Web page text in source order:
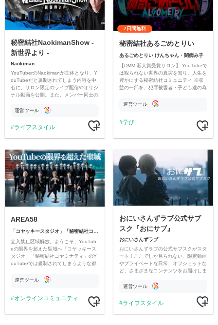
秘密結社NaokimanShow -
新世界より -
Naokiman
YouTuberのNaokimanが主体となり、Y
ouTubeだと規制されてしまう内容を中
心に、サロン限定のライブ配信やオリジ
ナル動画を公開。また、メンバー同士の
ただいています。
運営ツール
ライフスタイル
7日間無料
秘密結社あるごめとりい
あるごめとりい けんちゃん・闇病み子
【DMM 新人賞受賞サロン】 YouTubeで
は観られない世界の真実を知り、人生を
豊かにする秘密結社コミュニティ ※収
益の一部を、犯罪被害者・子ども達の為
す運営ツール
学び
AREA58
「コヤッキースタジオ」「秘密結社コヤミナティ」
立入禁止区域解放。ようこそ、YouTub
eの限界を超えた聖域へ「コヤッキース
タジオ」「秘密結社コヤミナティ」のY
ouTubeでは規制されてしまうような都
公開。
運営ツール
オンラインコミュニティ
おにいさんずラブ公式サブ
スク『おにサブ』
おにいさんずラブ
おにいさんずラブの公式サブスクがスタ
ート！ここでしか見られない、限定動画
やプライベートな日常、オフショットな
ど、さまざまなコンテンツをお届けしま
運営ツール
ライフスタイル